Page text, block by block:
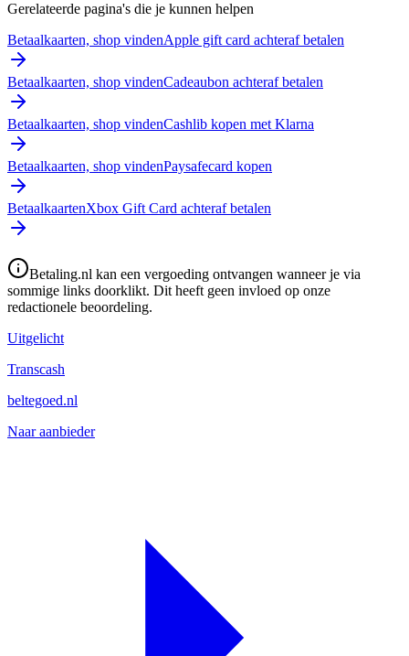
Gerelateerde pagina's die je kunnen helpen
Betaalkaarten, shop vindenApple gift card achteraf betalen
Betaalkaarten, shop vindenCadeaubon achteraf betalen
Betaalkaarten, shop vindenCashlib kopen met Klarna
Betaalkaarten, shop vindenPaysafecard kopen
BetaalkaartenXbox Gift Card achteraf betalen
Betaling.nl kan een vergoeding ontvangen wanneer je via
sommige links doorklikt. Dit heeft geen invloed op onze
redactionele beoordeling.
Uitgelicht
Transcash
beltegoed.nl
Naar aanbieder